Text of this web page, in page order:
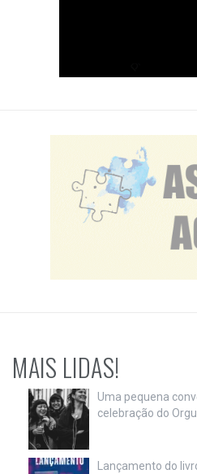
MAIS LIDAS!
Uma pequena
celebração do
Lançamento do